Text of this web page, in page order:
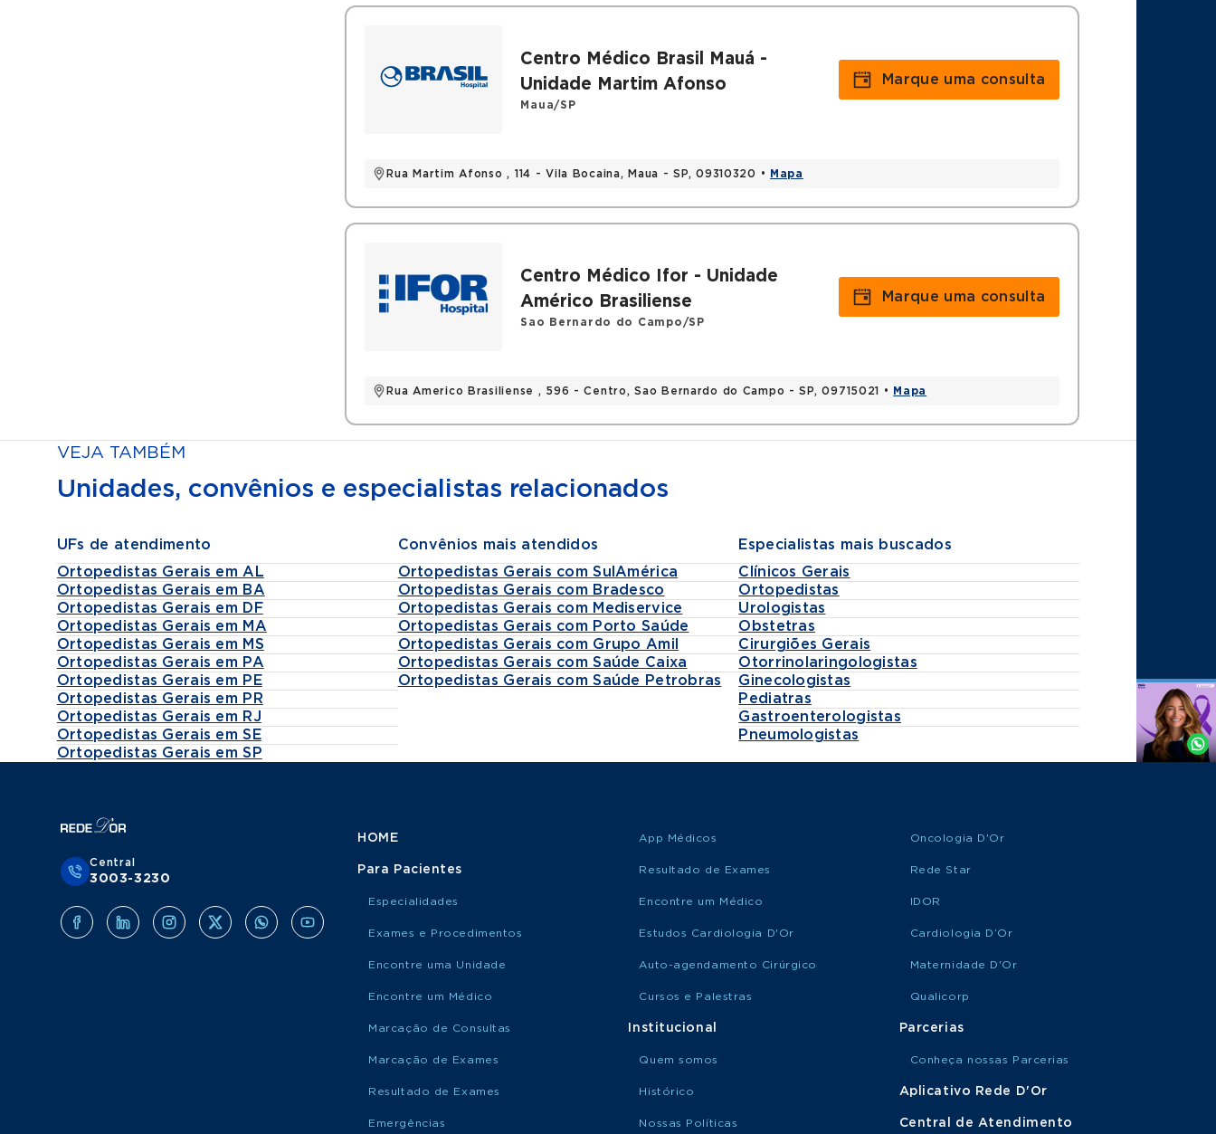
Centro Médico Brasil Mauá -
Unidade Martim Afonso
Maua/SP
Rua Martim Afonso , 114 - Vila Bocaina, Maua - SP, 09310320 • Mapa
Marque uma consulta
Centro Médico Ifor - Unidade
Américo Brasiliense
Sao Bernardo do Campo/SP
Rua Americo Brasiliense , 596 - Centro, Sao Bernardo do Campo - SP, 09715021 • Mapa
Marque uma consulta
VEJA TAMBÉM
Unidades, convênios e especialistas relacionados
UFs de atendimento
Ortopedistas Gerais em AL
Ortopedistas Gerais em BA
Ortopedistas Gerais em DF
Ortopedistas Gerais em MA
Ortopedistas Gerais em MS
Ortopedistas Gerais em PA
Ortopedistas Gerais em PE
Ortopedistas Gerais em PR
Ortopedistas Gerais em RJ
Ortopedistas Gerais em SE
Ortopedistas Gerais em SP
Convênios mais atendidos
Ortopedistas Gerais com SulAmérica
Ortopedistas Gerais com Bradesco
Ortopedistas Gerais com Mediservice
Ortopedistas Gerais com Porto Saúde
Ortopedistas Gerais com Grupo Amil
Ortopedistas Gerais com Saúde Caixa
Ortopedistas Gerais com Saúde Petrobras
Especialistas mais buscados
Clínicos Gerais
Ortopedistas
Urologistas
Obstetras
Cirurgiões Gerais
Otorrinolaringologistas
Ginecologistas
Pediatras
Gastroenterologistas
Pneumologistas
Agende
Whatsapp
Central
3003-3230
HOME
Para Pacientes
Especialidades
Exames e Procedimentos
Encontre uma Unidade
Encontre um Médico
Marcação de Consultas
Marcação de Exames
Resultado de Exames
Emergências
App Médicos
Resultado de Exames
Encontre um Médico
Estudos Cardiologia D'Or
Auto-agendamento Cirúrgico
Cursos e Palestras
Institucional
Quem somos
Histórico
Nossas Políticas
Oncologia D'Or
Rede Star
IDOR
Cardiologia D’Or
Maternidade D'Or
Qualicorp
Parcerias
Conheça nossas Parcerias
Aplicativo Rede D'Or
Central de Atendimento